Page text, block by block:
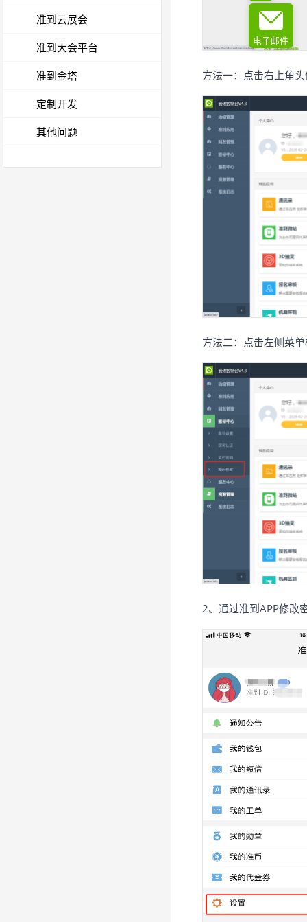
电子邮件
准到云展会
准到大会平台
准到金塔
定制开发
其他问题
方法一：点击右上角
方法二：点击左侧菜单
2、通过准到APP修改